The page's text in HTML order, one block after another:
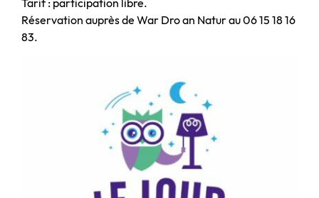
Réservation auprès de War Dro an Natur au 06 15 18 16
83.